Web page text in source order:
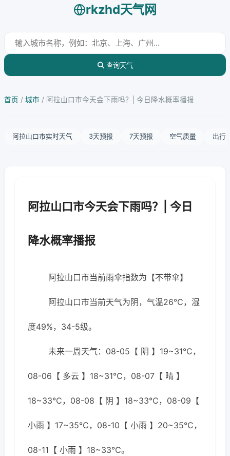
rkzhd天气网
查询天气
首页 / 城市 / 阿拉山口市今天会下雨吗？| 今日降水概率播报
阿拉山口市实时天气 3天预报 7天预报 空气质量 出行
阿拉山口市今天会下雨吗？| 今日
降水概率播报
阿拉山口市当前雨伞指数为【不带伞】
阿拉山口市当前天气为阴，气温26℃，湿
度49%，34-5级。
未来一周天气：08-05【 阴 】19~31℃，
08-06【 多云 】18~31℃，08-07【 晴 】
18~33℃，08-08【 阴 】18~33℃，08-09【
小雨 】17~35℃，08-10【 小雨 】20~35℃，
08-11【 小雨 】18~33℃。